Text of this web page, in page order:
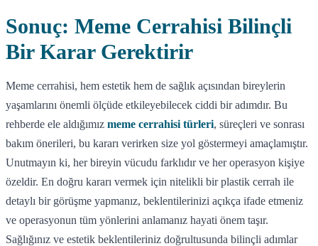
Sonuç: Meme Cerrahisi Bilinçli
Bir Karar Gerektirir
Meme cerrahisi, hem estetik hem de sağlık açısından bireylerin
yaşamlarını önemli ölçüde etkileyebilecek ciddi bir adımdır. Bu
rehberde ele aldığımız meme cerrahisi türleri, süreçleri ve sonrası
bakım önerileri, bu kararı verirken size yol göstermeyi amaçlamıştır.
Unutmayın ki, her bireyin vücudu farklıdır ve her operasyon kişiye
özeldir. En doğru kararı vermek için nitelikli bir plastik cerrah ile
detaylı bir görüşme yapmanız, beklentilerinizi açıkça ifade etmeniz
ve operasyonun tüm yönlerini anlamanız hayati önem taşır.
Sağlığınız ve estetik beklentileriniz doğrultusunda bilinçli adımlar